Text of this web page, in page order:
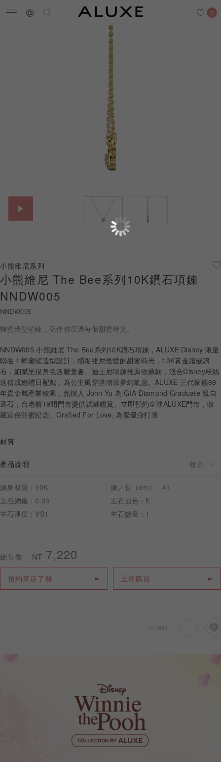
0
搜尋
結婚戒指
門市一覽
結婚戒指
黃金金飾
關於ALUXE
最新消息
婚禮護照
線上購物
預約來店
小熊維尼系列
小熊維尼 The Bee系列10K鑽石項鍊
NNDW005
NNDW005
蜂蜜造型項鍊，陪伴你度過每個甜蜜時光。
NNDW005 小熊維尼 The Bee系列10K鑽石項鍊，ALUXE Disney 限量
聯名！蜂蜜罐造型設計，捕捉維尼最愛的甜蜜時光，10K黃金鑲嵌鑽
石，細膩呈現角色溫暖童趣。迪士尼項鍊推薦收藏款，適合Disney粉絲
送禮或婚禮日配戴，為公主風穿搭增添夢幻氣息。ALUXE 三代家族89
年貴金屬產業積累，創辦人 John Yu 為 GIA Diamond Graduate 親自
選石，台港新19間門市提供試戴鑑賞。立即預約全球ALUXE門市，收
藏這份甜蜜紀念。Crafted For Love, 為愛量身打造
材質
產品說明
鍊身材質：10K
鍊／長（cm）：41
主石總重：0.03
主石成色：E
主石淨度：VS1
主石數量：1
總售價 NT 7,220
立即購買
預約來店了解
SHARE